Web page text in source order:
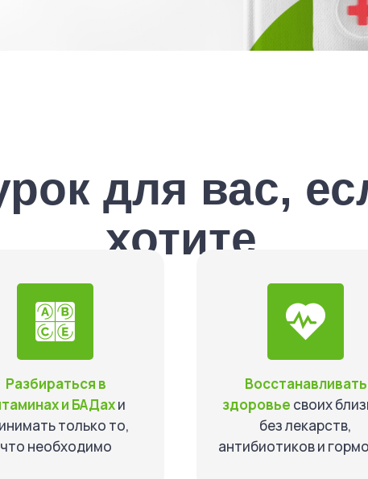
для вас,
хотите
Разбираться в
и БАДахи
только то,
что необходимо
Восстанавливать
здоровье своих
без лекарств,
антибиотиков и